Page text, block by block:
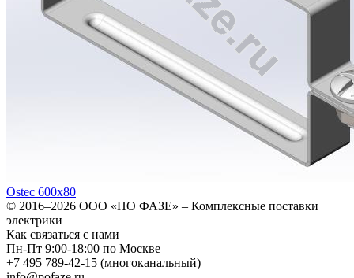
Ostec 600х80
© 2016–2026 ООО «ПО ФАЗЕ» – Комплексные поставки
электрики
Как связаться с нами
Пн-Пт 9:00-18:00 по Москве
+7 495 789-42-15 (многоканальный)